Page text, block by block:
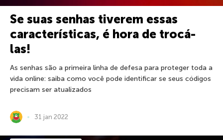
Se suas senhas tiverem essas
características, é hora de trocá-
las!
As senhas são a primeira linha de defesa para proteger toda a
vida online: saiba como você pode identificar se seus códigos
precisam ser atualizados
31 jan 2022